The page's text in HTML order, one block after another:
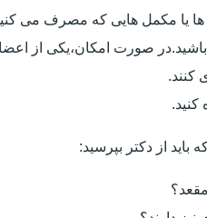
ها یا مکمل هایی که مصرف می
باشید.در صورت امکان،یکی از
کنند.
کنید.
از دکتر بپرسید: